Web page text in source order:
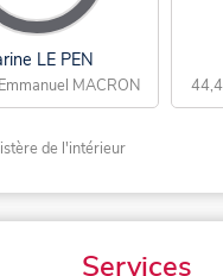
LE PEN
MACRON
de l'intérieur
Services